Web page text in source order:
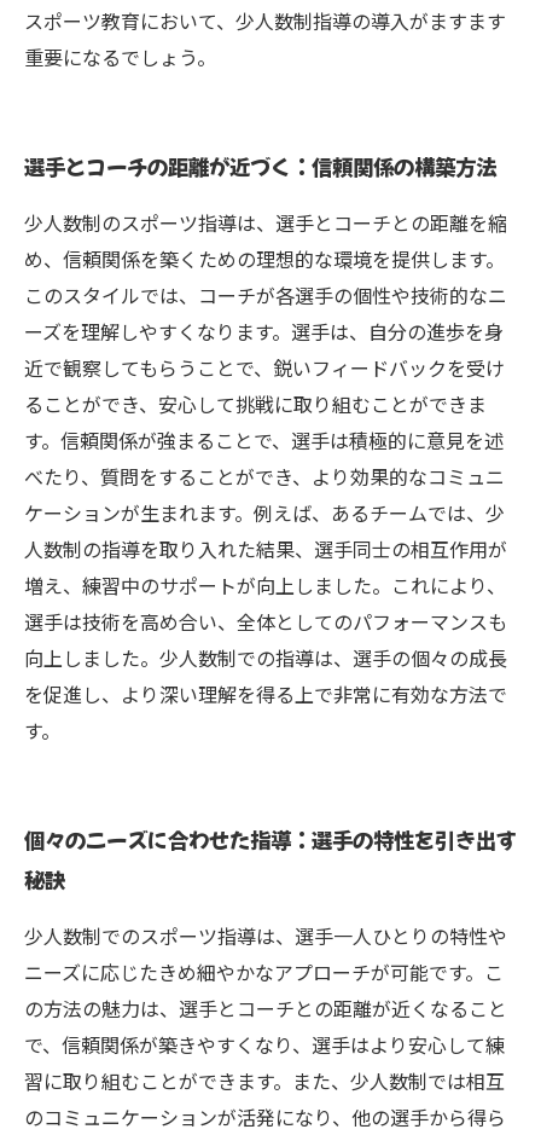
スポーツ教育において、少人数制指導の導入がますます
重要になるでしょう。
選手とコーチの距離が近づく：信頼関係の構築方法
少人数制のスポーツ指導は、選手とコーチとの距離を縮
め、信頼関係を築くための理想的な環境を提供します。
このスタイルでは、コーチが各選手の個性や技術的なニ
ーズを理解しやすくなります。選手は、自分の進歩を身
近で観察してもらうことで、鋭いフィードバックを受け
ることができ、安心して挑戦に取り組むことができま
す。信頼関係が強まることで、選手は積極的に意見を述
べたり、質問をすることができ、より効果的なコミュニ
ケーションが生まれます。例えば、あるチームでは、少
人数制の指導を取り入れた結果、選手同士の相互作用が
増え、練習中のサポートが向上しました。これにより、
選手は技術を高め合い、全体としてのパフォーマンスも
向上しました。少人数制での指導は、選手の個々の成長
を促進し、より深い理解を得る上で非常に有効な方法で
す。
個々のニーズに合わせた指導：選手の特性を引き出す
秘訣
少人数制でのスポーツ指導は、選手一人ひとりの特性や
ニーズに応じたきめ細やかなアプローチが可能です。こ
の方法の魅力は、選手とコーチとの距離が近くなること
で、信頼関係が築きやすくなり、選手はより安心して練
習に取り組むことができます。また、少人数制では相互
のコミュニケーションが活発になり、他の選手から得ら